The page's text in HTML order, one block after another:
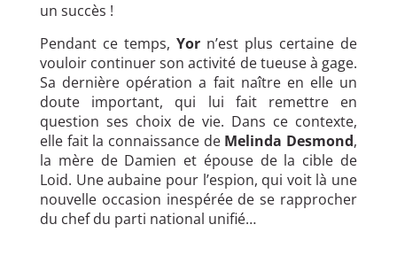
un succès !
Pendant ce temps, Yor n’est plus certaine de
vouloir continuer son activité de tueuse à gage.
Sa dernière opération a fait naître en elle un
doute important, qui lui fait remettre en
question ses choix de vie. Dans ce contexte,
elle fait la connaissance de Melinda Desmond,
la mère de Damien et épouse de la cible de
Loid. Une aubaine pour l’espion, qui voit là une
nouvelle occasion inespérée de se rapprocher
du chef du parti national unifié…